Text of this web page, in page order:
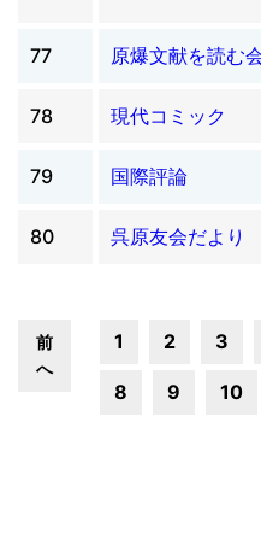
77 原爆文献を読む
78 現代コミック
79 国際評論
80 呉原友会だより
前
へ
1 2 3
8 9 10